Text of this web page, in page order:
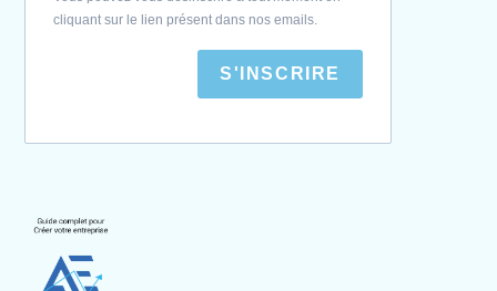
cliquant sur le lien présent dans nos emails.
S'INSCRIRE